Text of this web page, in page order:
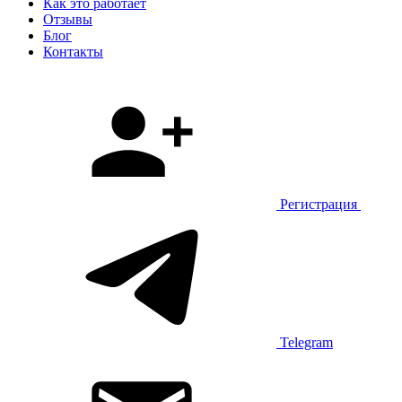
Как это работает
Отзывы
Блог
Контакты
Регистрация
Telegram